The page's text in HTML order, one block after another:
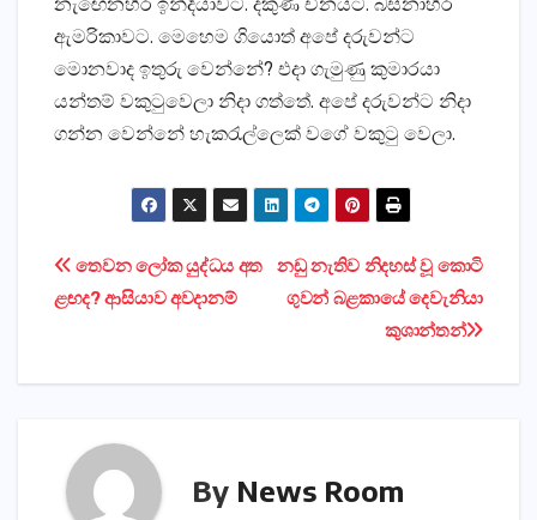
නැඟෙනහිර ඉන්දියාවට. දකුණ චීනයට. බස්‌නාහිර
ඇමරිකාවට. මෙහෙම ගියොත් අපේ දරුවන්ට
මොනවාද ඉතුරු වෙන්නේ? එදා ගැමුණු කුමාරයා
යන්තම් වකුටුවෙලා නිදා ගත්තේ. අපේ දරුවන්ට නිදා
ගන්න වෙන්නේ හැකරැල්ලෙක්‌ වගේ වකුටු වෙලා.
Post
navigation
නඩු නැතිව නිදහස්‌ වූ කොටි
ගුවන් බළකායේ දෙවැනියා
කුශාන්තන්
තෙවන ලෝක යුද්ධය අත
ළඟද? ආසියාව අවදානම්
By News Room